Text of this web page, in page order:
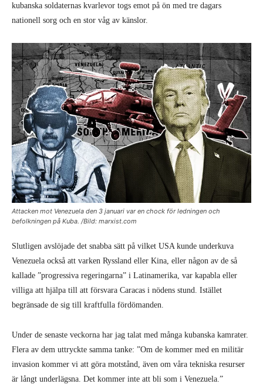
kubanska soldaternas kvarlevor togs emot på ön med tre dagars
nationell sorg och en stor våg av känslor.
Attacken mot Venezuela den 3 januari var en chock för ledningen och
befolkningen på Kuba. /Bild: marxist.com
Slutligen avslöjade det snabba sätt på vilket USA kunde underkuva
Venezuela också att varken Ryssland eller Kina, eller någon av de så
kallade ”progressiva regeringarna” i Latinamerika, var kapabla eller
villiga att hjälpa till att försvara Caracas i nödens stund. Istället
begränsade de sig till kraftfulla fördömanden.
Under de senaste veckorna har jag talat med många kubanska kamrater.
Flera av dem uttryckte samma tanke: ”Om de kommer med en militär
invasion kommer vi att göra motstånd, även om våra tekniska resurser
är långt underlägsna. Det kommer inte att bli som i Venezuela.”